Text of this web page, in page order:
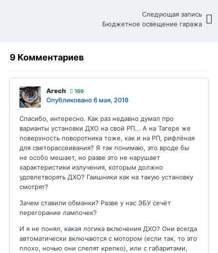
Следующая запись
Бюджетное освещение гаража
9 Комментариев
Arech 169
Опубликовано6 мая, 2018
Спасибо, интересно. Как раз недавно думал про
варианты установки ДХО на свой РП... А на Тагере же
поверхность поворотника тоже, как и на РП, рифлёная
для светорассеивания? Я так понимаю, это вроде бы
не особо мешает, но разве это не нарушает
характеристики излучения, которым должно
удовлетворять ДХО? Гаишники как на такую установку
смотрят?
Зачем ставили обманки? Разве у нас ЭБУ сечёт
перегорание лампочек?
И я не понял, какая логика включения ДХО? Они всегда
автоматически включаются с мотором (если так, то это
плохо, ночью они слепят крепко), или с габаритами,